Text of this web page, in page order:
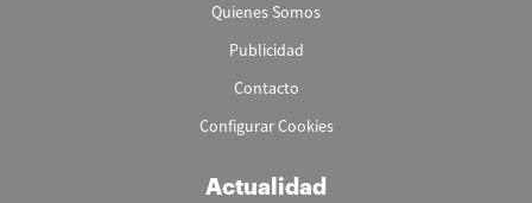
Quienes Somos
Publicidad
Contacto
Configurar Cookies
Actualidad